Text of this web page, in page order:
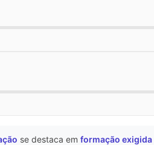
se destaca em formação exigida